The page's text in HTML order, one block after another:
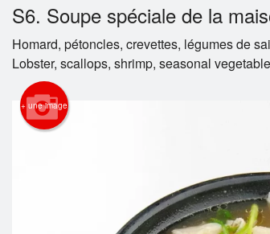
S6. Soupe spéciale de la
Homard, pétoncles, crevettes, légumes de
Lobster, scallops, shrimp, seasonal
+ une image